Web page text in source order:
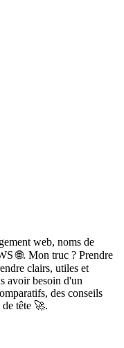
web, noms de
🌐. Mon truc ? Prendre
clairs, utiles et
avoir besoin d'un
des conseils
tête 🚀.